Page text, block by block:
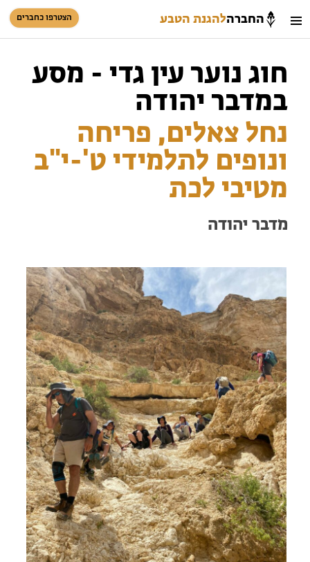
החברהלהגנת הטבע הצטרפו כחברים
חיפוש כניסת חברים
סל קניות
הזמינו פעילויות וטיולים מודרכים
טיולים למבוגרים: ארץ אהבתי
מחנות קיץ
המגזין – כל מה שקורה בטבע
מחנות קיץ
חופשות בבתי ספר שדה
ארץ אהבתי – קבוצות טיולים למבוגרים
חוג נוער עין גדי - מסע
במדבר יהודה
נחל צאלים, פריחה
ונופים לתלמידי ט'-י"ב
מטיבי לכת
מדבר יהודה